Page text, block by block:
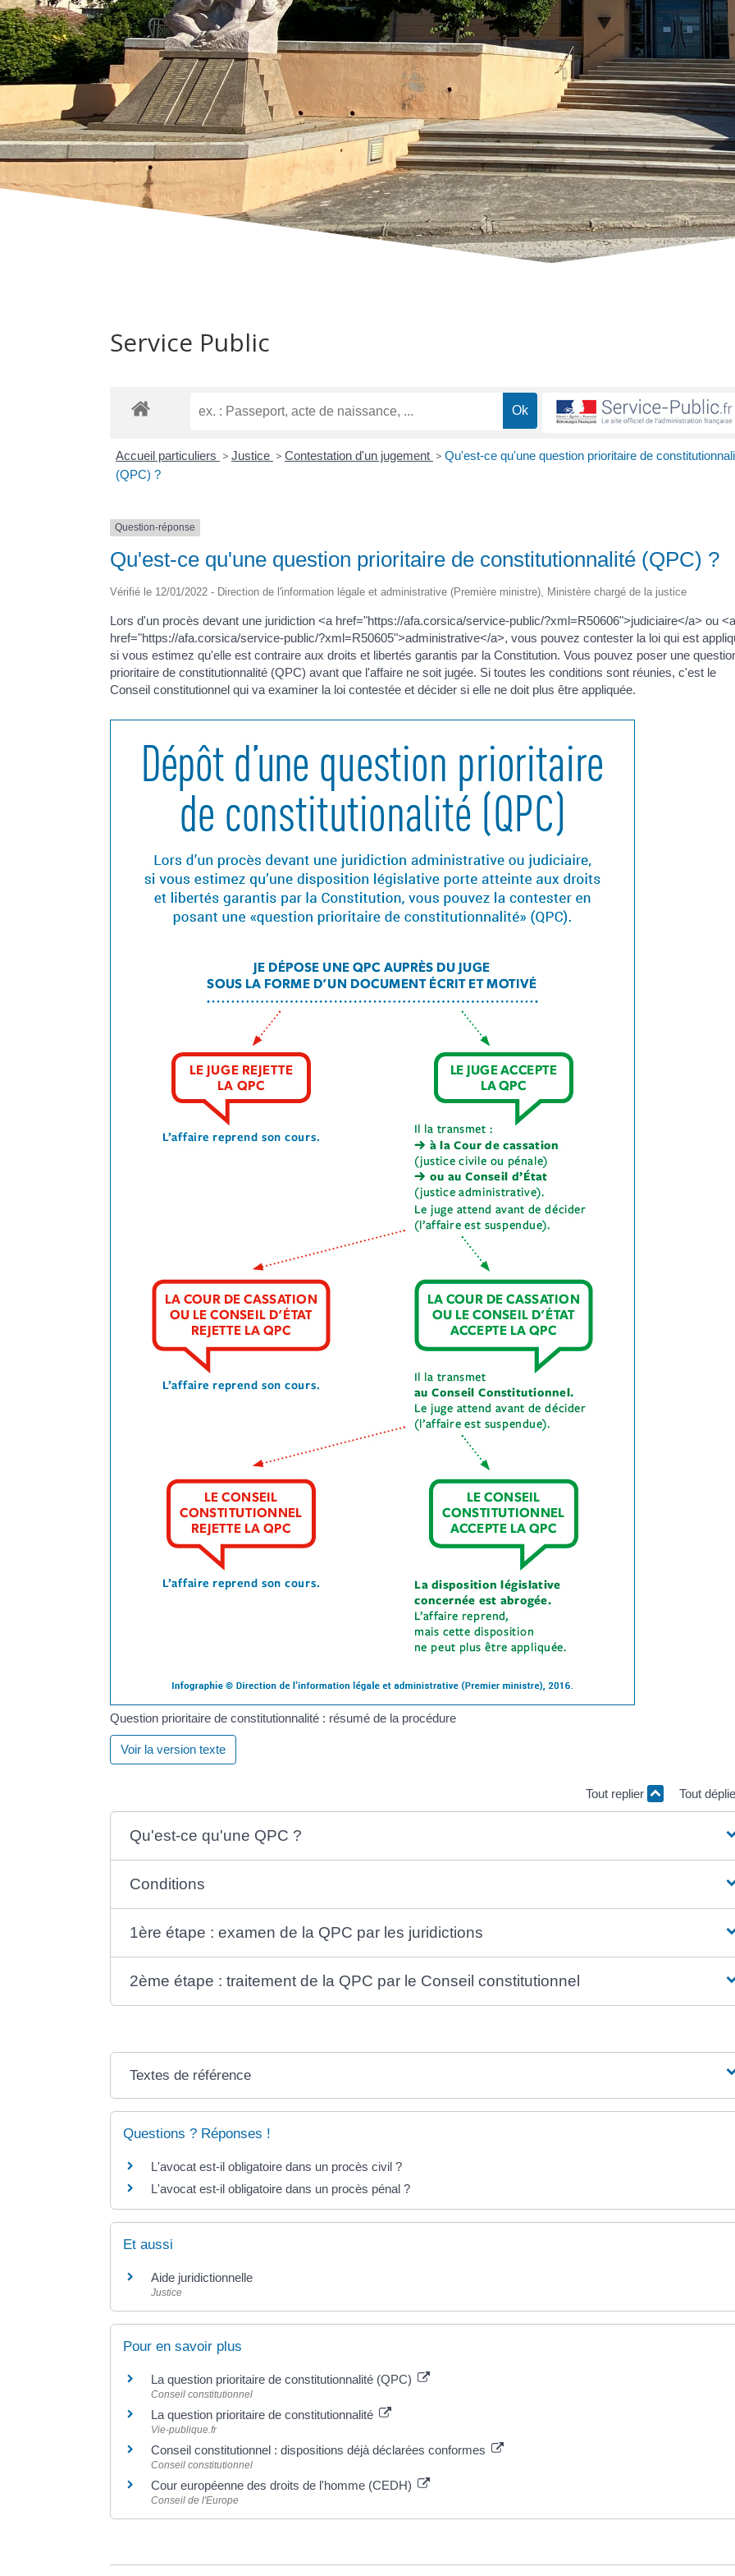
Service Public
Accueil particuliers > Justice > Contestation d'un jugement > Qu'est-ce qu'une question prioritaire de
(QPC) ?
Question-réponse
Qu'est-ce qu'une question prioritaire de constitutionnalité (QPC) ?
Vérifié le 12/01/2022 - Direction de l'information légale et administrative (Première ministre), Ministère chargé de la justice
Lors d'un procès devant une juridiction <a href="https://afa.corsica/service-public/?xml=R50606">judiciaire</a> ou
href="https://afa.corsica/service-public/?xml=R50605">administrative</a>, vous pouvez contester la loi qui est
si vous estimez qu'elle est contraire aux droits et libertés garantis par la Constitution. Vous pouvez poser une
prioritaire de constitutionnalité (QPC) avant que l'affaire ne soit jugée. Si toutes les conditions sont réunies, c'est le
Conseil constitutionnel qui va examiner la loi contestée et décider si elle ne doit plus être appliquée.
Question prioritaire de constitutionnalité : résumé de la procédure
Voir la version texte
Tout replier Tout
Qu'est-ce qu'une QPC ?
Conditions
1ère étape : examen de la QPC par les juridictions
2ème étape : traitement de la QPC par le Conseil constitutionnel
Textes de référence
Questions ? Réponses !
L'avocat est-il obligatoire dans un procès civil ?
L'avocat est-il obligatoire dans un procès pénal ?
Et aussi
Aide juridictionnelle
Justice
Pour en savoir plus
La question prioritaire de constitutionnalité (QPC)
Conseil constitutionnel
La question prioritaire de constitutionnalité
Vie-publique.fr
Conseil constitutionnel : dispositions déjà déclarées conformes
Conseil constitutionnel
Cour européenne des droits de l'homme (CEDH)
Conseil de l'Europe